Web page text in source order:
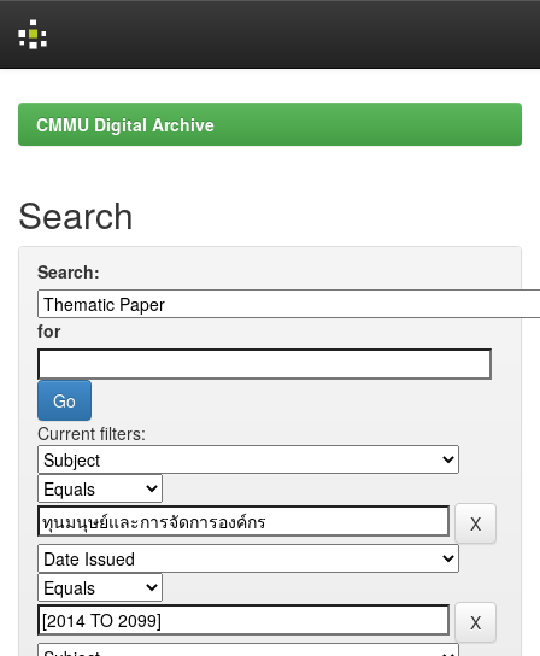
navigationCMMU Digital Archive
Search
Search:
for
Current filters: